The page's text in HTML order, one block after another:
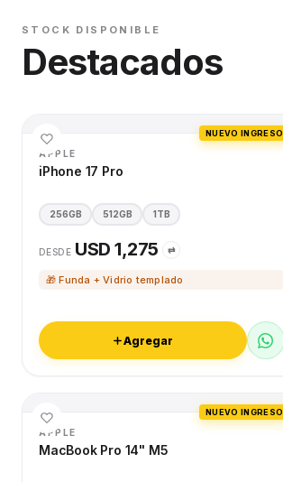
STOCK DISPONIBLE
Destacados
NUEVO INGRESO
APPLE
iPhone 17 Pro
256GB 512GB 1TB
DESDE USD 1,275 ⇄
🎁 Funda + Vidrio templado
Agregar
NUEVO INGRESO
APPLE
MacBook Pro 14" M5